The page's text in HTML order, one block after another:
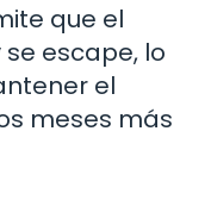
que el
escape, lo
el
meses más